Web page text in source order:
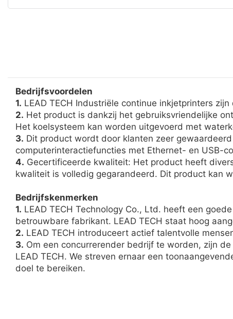
Bedrijfsvoordelen
1. LEAD TECH Industriële continue inkjetprinters
2. Het product is dankzij het gebruiksvriendelijke
Het koelsysteem kan worden uitgevoerd met
3. Dit product wordt door klanten zeer
computerinteractiefuncties met Ethernet- en USB-
4. Gecertificeerde kwaliteit: Het product heeft
kwaliteit is volledig gegarandeerd. Dit product kan
Bedrijfskenmerken
1. LEAD TECH Technology Co., Ltd. heeft een
betrouwbare fabrikant. LEAD TECH staat hoog
2. LEAD TECH introduceert actief talentvolle
3. Om een ​​concurrerender bedrijf te worden, zijn
LEAD TECH. We streven ernaar een
doel te bereiken.